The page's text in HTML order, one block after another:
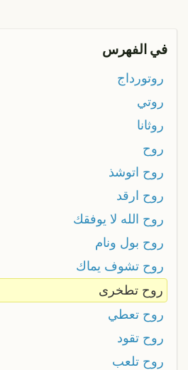
في الفهرس
روتورداج
روتي
روثانا
روح
روح اتوشذ
روح ارقد
روح الله لا يوفقك
روح بول ونام
روح تشوف يماك
روح تطخرى
روح تعطي
روح تقود
روح تلعب